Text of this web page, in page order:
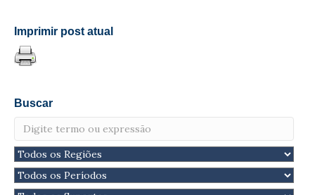
Imprimir post atual
Buscar